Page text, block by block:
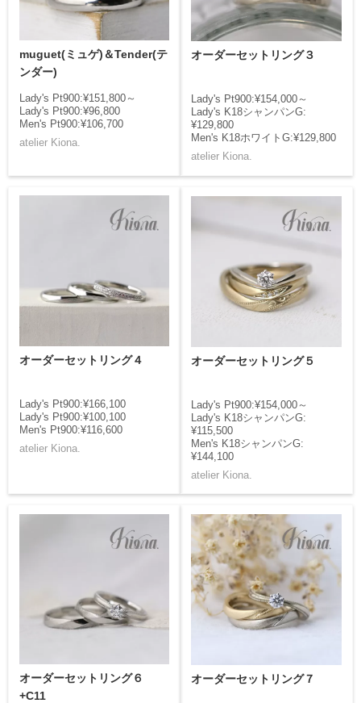
muguet(ミュゲ)＆Tender(テ
ンダー)
Lady's Pt900:¥151,800～
Lady's Pt900:¥96,800
Men's Pt900:¥106,700
atelier Kiona.
オーダーセットリング３
Lady's Pt900:¥154,000～
Lady's K18シャンパンG:
¥129,800
Men's K18ホワイトG:¥129,800
atelier Kiona.
オーダーセットリング４
Lady's Pt900:¥166,100
Lady's Pt900:¥100,100
Men's Pt900:¥116,600
atelier Kiona.
オーダーセットリング５
Lady's Pt900:¥154,000～
Lady's K18シャンパンG:
¥115,500
Men's K18シャンパンG:
¥144,100
atelier Kiona.
オーダーセットリング６
+C11
オーダーセットリング７